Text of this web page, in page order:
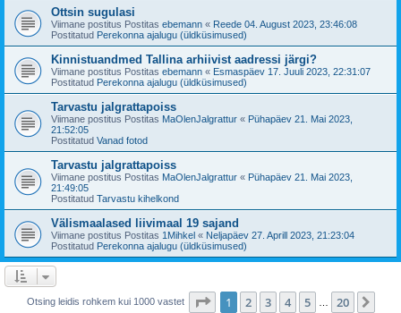
Ottsin sugulasi
Viimane postitus Postitas ebemann « Reede 04. August 2023, 23:46:08
Postitatud Perekonna ajalugu (üldküsimused)
Kinnistuandmed Tallina arhiivist aadressi järgi?
Viimane postitus Postitas ebemann « Esmaspäev 17. Juuli 2023, 22:31:07
Postitatud Perekonna ajalugu (üldküsimused)
Tarvastu jalgrattapoiss
Viimane postitus Postitas MaOlenJalgrattur « Pühapäev 21. Mai 2023,
21:52:05
Postitatud Vanad fotod
Tarvastu jalgrattapoiss
Viimane postitus Postitas MaOlenJalgrattur « Pühapäev 21. Mai 2023,
21:49:05
Postitatud Tarvastu kihelkond
Välismaalased liivimaal 19 sajand
Viimane postitus Postitas 1Mihkel « Neljapäev 27. Aprill 2023, 21:23:04
Postitatud Perekonna ajalugu (üldküsimused)
Otsing leidis rohkem kui 1000 vastet 1 . leht20 -st
1 2 3 4 5 20